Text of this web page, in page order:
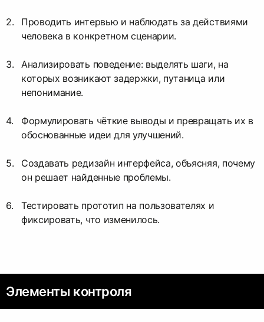
Проводить интервью и наблюдать за действиями
человека в конкретном сценарии.
Анализировать поведение: выделять шаги, на
которых возникают задержки, путаница или
непонимание.
Формулировать чёткие выводы и превращать их в
обоснованные идеи для улучшений.
Создавать редизайн интерфейса, объясняя, почему
он решает найденные проблемы.
Тестировать прототип на пользователях и
фиксировать, что изменилось.
Элементы контроля